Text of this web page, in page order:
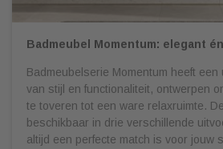
Badmeubel Momentum: elegant
Badmeubelserie Momentum heeft een
van stijl en functionaliteit, ontwerpen
te toveren tot een ware relaxruimte.
beschikbaar in drie verschillende
altijd een perfecte match is voor jouw